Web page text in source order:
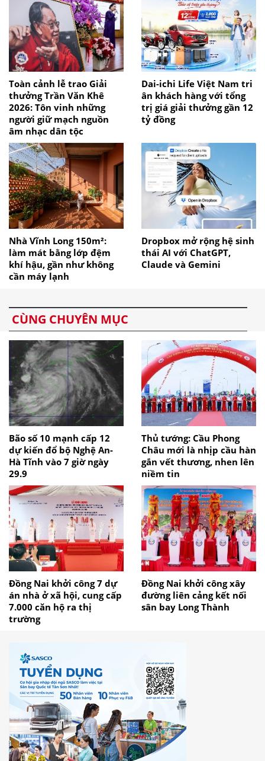
Toàn cảnh lễ trao Giải
thưởng Trần Văn Khê
2026: Tôn vinh những
người giữ mạch nguồn
âm nhạc dân tộc
Dai-ichi Life Việt Nam tri
ân khách hàng với tổng
trị giá giải thưởng gần 12
tỷ đồng
Nhà Vĩnh Long 150m²:
làm mát bằng lớp đệm
khí hậu, gần như không
cần máy lạnh
Dropbox mở rộng hệ sinh
thái AI với ChatGPT,
Claude và Gemini
CÙNG CHUYÊN MỤC
Bão số 10 mạnh cấp 12
dự kiến đổ bộ Nghệ An-
Hà Tĩnh vào 7 giờ ngày
29.9
Thủ tướng: Cầu Phong
Châu mới là nhịp cầu hàn
gắn vết thương, nhen lên
niềm tin
Đồng Nai khởi công 7 dự
án nhà ở xã hội, cung cấp
7.000 căn hộ ra thị
trường
Đồng Nai khởi công xây
đường liên cảng kết nối
sân bay Long Thành